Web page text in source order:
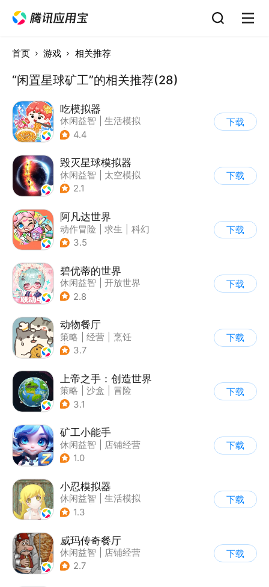
首页 游戏 相关推荐
“闲置星球矿工”的相关推荐(28)
吃模拟器
休闲益智
生活模拟
| 美食
4.4
下载
毁灭星球模拟器
休闲益智
太空模拟
| 太空
2.1
下载
阿凡达世界
动作冒险 求生
科幻
| 开放世界
3.5
下载
碧优蒂的世界
休闲益智
开放世界
| Q版
2.8
下载
动物餐厅
策略 经营
烹饪
| 宠物
3.7
下载
上帝之手：创造世界
策略 沙盒
冒险
| 卡通
3.1
下载
矿工小能手
休闲益智
店铺经营
| 卡通
1.0
下载
小忍模拟器
休闲益智
生活模拟
| 恋爱
1.3
下载
威玛传奇餐厅
休闲益智
店铺经营
| 美食
2.7
下载